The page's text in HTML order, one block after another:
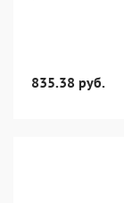
835.38 руб.